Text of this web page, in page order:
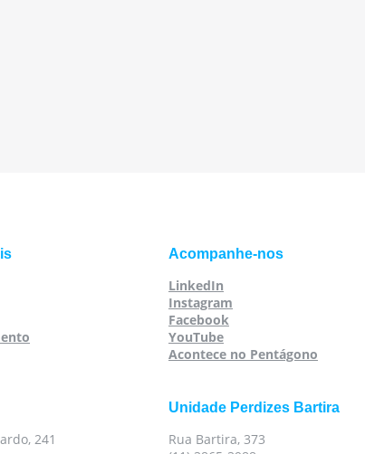
Acompanhe-nos
LinkedIn
Instagram
Facebook
YouTube
Acontece no Pentágono
241
Unidade Perdizes Bartira
Rua Bartira, 373